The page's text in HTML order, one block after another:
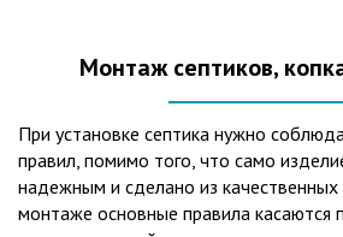
вод – самый эффективный способ из
оборудования вода может
нужд и полива огорода, а остатки ила
стать эффективным удобрением. Нет
тратить средства на ассенизаторскую
Монтаж септиков,
При установке септика нужно
правил, помимо того, что само
надежным и сделано из качественных
монтаже основные правила касаются